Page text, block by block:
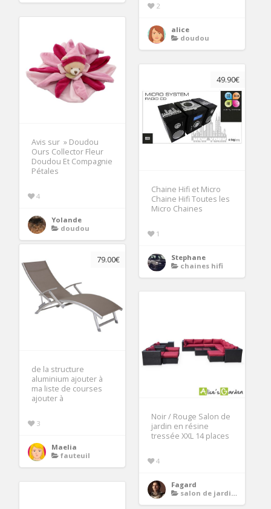
2
alice
doudou
Avis sur » Doudou
Ours Collector Fleur
Doudou Et Compagnie
Pétales
4
Yolande
doudou
49.90€
Chaine Hifi et Micro
Chaine Hifi Toutes les
Micro Chaines
1
Stephane
chaines hifi
79.00€
de la structure
aluminium ajouter à
ma liste de courses
ajouter à
3
Maelia
fauteuil
Noir / Rouge Salon de
jardin en résine
tressée XXL 14 places
4
Fagard
salon de jardin en bois 12 places